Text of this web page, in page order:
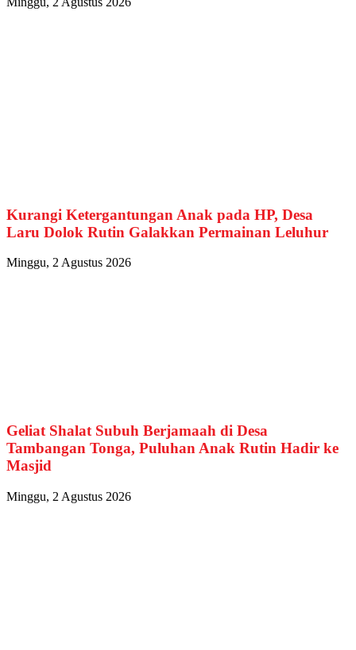
Kurangi Ketergantungan Anak pada HP, Desa
Laru Dolok Rutin Galakkan Permainan Leluhur
Minggu, 2 Agustus 2026
Geliat Shalat Subuh Berjamaah di Desa
Tambangan Tonga, Puluhan Anak Rutin Hadir ke
Masjid
Minggu, 2 Agustus 2026